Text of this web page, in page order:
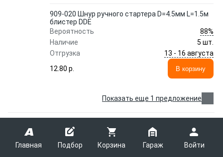
Главная Подбор Корзина Гараж Войти
909-020 Шнур ручного стартера D=4.5мм L=1.5м
блистер DDE
Вероятность
88%
Наличие
5 шт.
Отгрузка
13 - 16 августа
12.80 p.
В корзину
Показать еще 1 предложение
644-955 Корд триммерный в блистере
DDE 'Speed line' (звезда) 3,0 мм х 15 м,
красный, шт
DDE644-955